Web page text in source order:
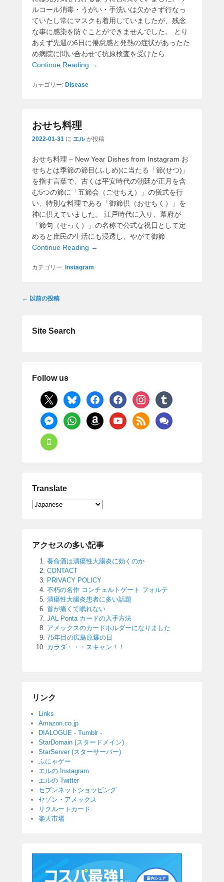
ルコール消毒・うがい・手洗いは欠かさず行なっ
ていたし常にマスクも着用していましたが、残念
な事に感染を防ぐことができませんでした。 とり
あえず先週の6日に倦怠感と発熱の症状があったた
め病院に問い合わせて抗原検査を受けたら
Continue Reading →
カテゴリー: Disease
おせち料理
2022-01-31 に エル が投稿
おせち料理 – New Year Dishes from Instagram お
せちとは季節の節目(ふしめ)に当たる「節(せつ)」
を指す言葉で、古くは平安時代の朝廷が正月を含
む5つの節に「五節会（ごせちえ）」の儀式を行
い、特別な料理である「御節供（おせちく）」を
神に供えていました。 江戸時代に入り、幕府が
「節句（せっく）」の名称で公式な祝日として定
めると庶民の生活にも浸透し、やがて御節
Continue Reading →
カテゴリー: Instagram
投
← 以前の投稿
Site Search
Follow us
x bluesky facebookfacebookinstagramtumblr
messengerwhatsappamazon youtube rss comments
mobile
Translate
アクセスの多い記事
養命酒は潰瘍性大腸炎に効くのか
CONTACT
PRIVACY POLICY
不朽の名作 コンチェルトゲート フォルテ
潰瘍性大腸炎患者に多い話題
首が痛くて眠れない
JAL Ponta カードの入手方法
アメックスのカードホルダーになりました
75年目の広島原爆の日
カラダ・・・スキャン！！
リンク
Links
Amazon.co.jp
DIALOGUE - Tumblr -
StarDomain (スタードメイン)
StarServer (スターサーバー)
ふにゃゲー
エルの Instagram
エルの Twitter
セブンネットショッピング
セゾン・アメックス
リクルートカード
楽天市場